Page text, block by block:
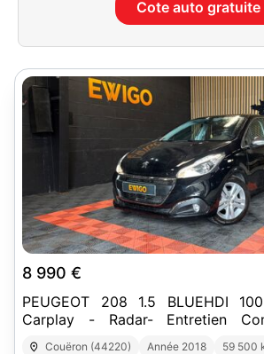
Cote auto gratuite
8 990 €
PEUGEOT 208 1.5 BLUEHDI
Carplay - Radar- Entretien
Deuxième mains
Couëron (44220) Année 2018 59 500